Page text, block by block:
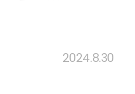
2024.8.30